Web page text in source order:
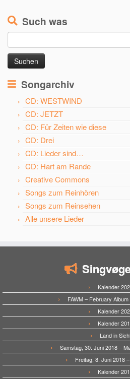
Such was
nach:
Songarchiv
CD: WESTWIND
CD: JETZT
CD: Für Zeiten wie diese
CD: Drei
CD: Lieder sind…
CD: Hart am Rande
Creative Commons
Songs zum Reinhören
Songs zum Reinsehen
Alle unsere Lieder
Kalender
FAWM – February
Kalender
Kalender
Land in
Samstag, 30. Juni 2018 –
Freitag, 8. Juni 2018
Kalender